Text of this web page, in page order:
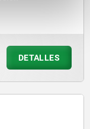
DETALLES